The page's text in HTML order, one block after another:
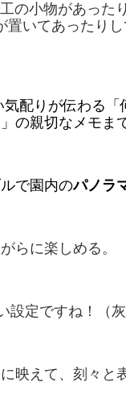
の小物があった
いてあったり
配りが伝わる「
の親切なメモま
で園内のパノラ
がらに楽しめる。
設定ですね！（
に映えて、刻々と